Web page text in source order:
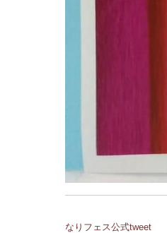
なりフェス公式tweet